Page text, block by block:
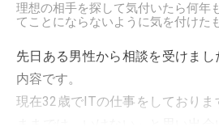
理想の相手を探して気付いたら何年
てことにならないように気を付けた
先日ある男性から相談を受けま
内容です。
現在32歳でITの仕事をしており